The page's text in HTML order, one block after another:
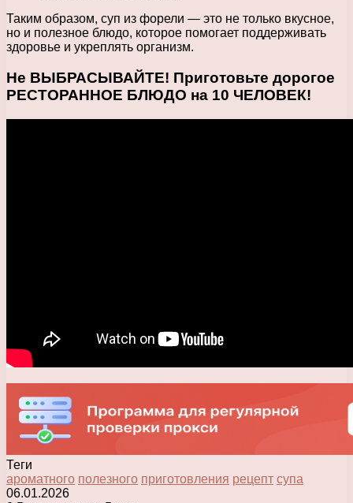
Таким образом, суп из форели — это не только вкусное,
но и полезное блюдо, которое помогает поддерживать
здоровье и укреплять организм.
Не ВЫБРАСЫВАЙТЕ! Приготовьте дорогое
РЕСТОРАННОЕ БЛЮДО на 10 ЧЕЛОВЕК!
Теги
ароматного полезного приготовления рецепт супа
06.01.2026